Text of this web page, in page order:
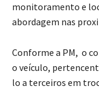
monitoramento e
abordagem nas
Conforme a PM, o
o veículo,
lo a terceiros em